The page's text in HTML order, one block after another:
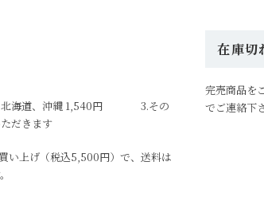
北海道、沖縄 1,540円 3.その
だきます
い上げ（税込5,500円）で、送料は
在庫切
完売商品を
でご連絡下